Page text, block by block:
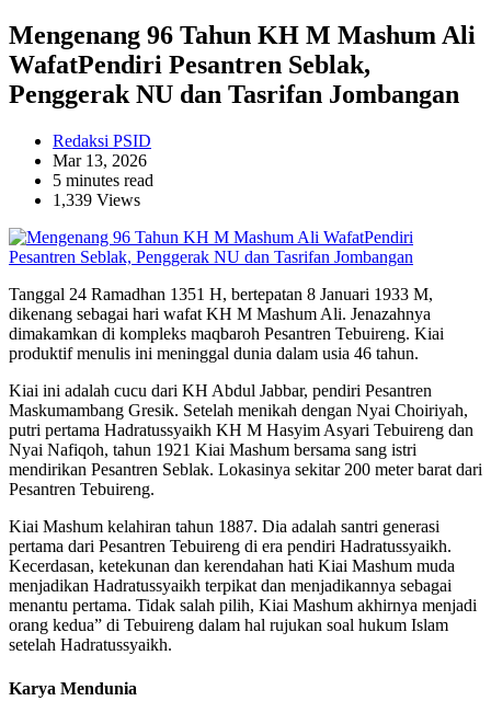
Mengenang 96 Tahun KH M Mashum Ali
WafatPendiri Pesantren Seblak,
Penggerak NU dan Tasrifan Jombangan
Redaksi PSID
Mar 13, 2026
5 minutes read
1,339 Views
Tanggal 24 Ramadhan 1351 H, bertepatan 8 Januari 1933 M,
dikenang sebagai hari wafat KH M Mashum Ali. Jenazahnya
dimakamkan di kompleks maqbaroh Pesantren Tebuireng. Kiai
produktif menulis ini meninggal dunia dalam usia 46 tahun.
Kiai ini adalah cucu dari KH Abdul Jabbar, pendiri Pesantren
Maskumambang Gresik. Setelah menikah dengan Nyai Choiriyah,
putri pertama Hadratussyaikh KH M Hasyim Asyari Tebuireng dan
Nyai Nafiqoh, tahun 1921 Kiai Mashum bersama sang istri
mendirikan Pesantren Seblak. Lokasinya sekitar 200 meter barat dari
Pesantren Tebuireng.
Kiai Mashum kelahiran tahun 1887. Dia adalah santri generasi
pertama dari Pesantren Tebuireng di era pendiri Hadratussyaikh.
Kecerdasan, ketekunan dan kerendahan hati Kiai Mashum muda
menjadikan Hadratussyaikh terpikat dan menjadikannya sebagai
menantu pertama. Tidak salah pilih, Kiai Mashum akhirnya menjadi
orang kedua” di Tebuireng dalam hal rujukan soal hukum Islam
setelah Hadratussyaikh.
Karya Mendunia